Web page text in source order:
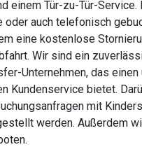
einem Tür-zu-Tür-Service.
oder auch telefonisch
eine kostenlose
Wir sind ein
Unternehmen, das einen
Kundenservice bietet.
mit
werden. Außerdem